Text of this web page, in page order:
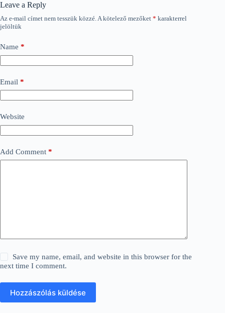
Leave a Reply
Az e-mail címet nem tesszük közzé.A kötelező mezőket * karakterrel
jelöltük
Name *
Email *
Website
Add Comment *
Save my name, email, and website in this browser for the
next time I comment.
Hozzászólás küldése